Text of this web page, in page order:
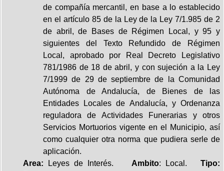
de compañía mercantil, en base a lo establecido
en el artículo 85 de la Ley de la Ley 7/1.985 de 2
de abril, de Bases de Régimen Local, y 95 y
siguientes del Texto Refundido de Régimen
Local, aprobado por Real Decreto Legislativo
781/1986 de 18 de abril, y con sujeción a la Ley
7/1999 de 29 de septiembre de la Comunidad
Autónoma de Andalucía, de Bienes de las
Entidades Locales de Andalucía, y Ordenanza
reguladora de Actividades Funerarias y otros
Servicios Mortuorios vigente en el Municipio, así
como cualquier otra norma que pudiera serle de
aplicación.
Area: Leyes de Interés. Ambito: Local. Tipo: